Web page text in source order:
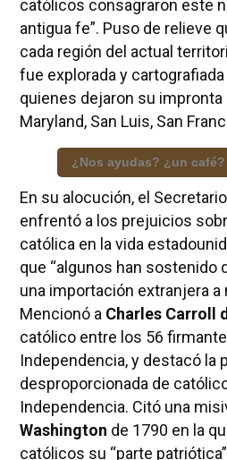
católicos consagraron este
antigua fe”. Puso de relieve
cada región del actual
fue explorada y
quienes dejaron su
Maryland, San Luis, San
¿Nos ayudas? ¿un café?
En su alocución, el
enfrentó a los prejuicios
católica en la vida
que “algunos han sostenido
una importación extranjera a
Mencionó a Charles Carroll
católico entre los 56
Independencia, y destacó la
desproporcionada de
Independencia. Citó una
Washington de 1790 en la
católicos su “parte